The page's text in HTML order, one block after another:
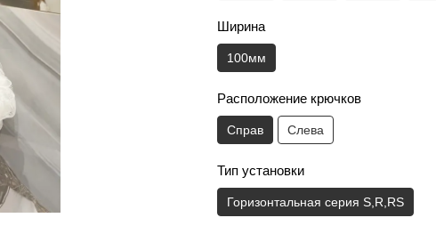
Ширина
100мм
Расположение крючков
Справ Слева
Тип установки
Горизонтальная серия S,R,RS